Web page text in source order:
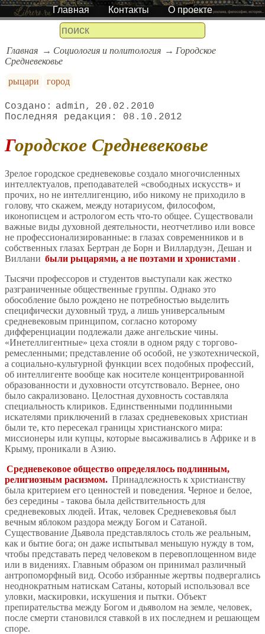
Главная Контакты О проекте
Главная Социология и политология
Городское
Средневековье
рыцари
город
admin
20.02.2010
08.10.2012
Городское Средневековье
Зрелое городское средневековье создало многочисленных
интеллектуалов, преподавателей «свободных искусств» и
прочих, но не интеллигенцию, ибо никому не приходило в
голову, что скажем, между нотариусом, философом,
иконописцем и астрологом есть что-то общее. Существовали
важные виды духовной деятельности, неотчетливо или вовсе
не профессионализированные: в глазах современников и в
собственных глазах Бертран де Борн и Виллардуэн, Дешан и
Виллани были рыцарями, а не поэтами и хронистами .
Тысячи профессоров и студентов выступали как жестко
разграниченные общественные группы. Однако это
обособление было рождено не потребностью выделить
специфически духовный труд, а лишь универсальным
средневековым принципом, согласно которому
дифференциации подлежали даже ангельские чины.
«Инетеллигентные» цеха стояли в одном ряду с торгово-
ремесленными; представление об особой, не узкотехнической,
а социально-культурной функции всех подобных профессий,
об интеллигенте вообще как носителе концентрированной
образованности и духовности отсутствовало. Вернее, оно
было сакрализовано. Целостная духовность составляла
специальность клириков. Единственными подлинными
искателями приключений в глазах средневековых христиан
были те, кто пересекал границы христианского мира:
миссионеры или купцы, которые высаживались в Африке и в
Крыму, проникали в Азию.
Средневековое общество определялось подлинным,
религиозным расизмом. Принадлежность к христианству
была критерием его ценностей и поведения. Черное и белое,
без середины - такова была действительность для
средневековых людей. Итак, человек Средневековья был
вечным яблоком раздора между Богом и Сатаной.
Существование Дьявола представлялось столь же реальным,
как и бытие бога; он даже испытывал меньшую нужду в том,
чтобы представать перед человеком в перевоплощенном виде
или в видениях. Главным образом он принимал различный
антропоморфный вид. Особо избранные жертвы подвергались
неоднократным натискам Сатаны, который использовал все
уловки, маскировки, искушения и пытки. Объект
препирательства между Богом и дьяволом на земле, человек,
после смерти становился ставкой в их последнем и решающем
споре.